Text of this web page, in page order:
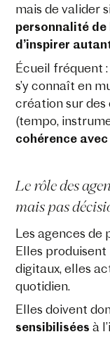
mais de valider
personnalité de
d’inspirer
Écueil fréquent
s’y connaît en
création sur
(tempo,
cohérence avec
Le rôle des
mais pas
Les agences de
Elles produisent
digitaux, elles
quotidien.
Elles doivent
sensibilisées à